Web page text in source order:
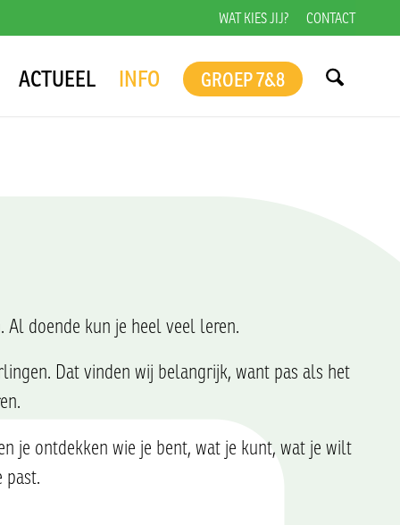
WAT KIES JIJ? CONTACT
ACTUEEL INFO GROEP 7&8
Al doende kun je heel veel leren.
Dat vinden wij belangrijk, want pas als het
je ontdekken wie je bent, wat je kunt, wat je wilt